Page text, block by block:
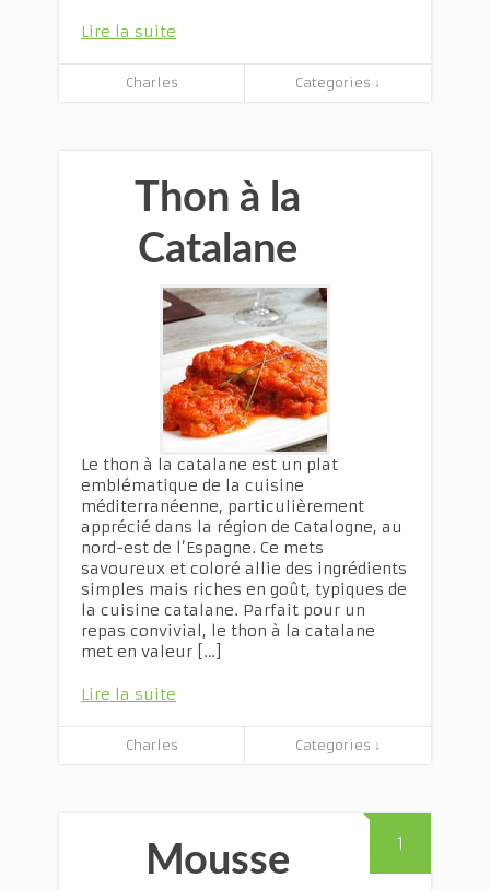
Lire la suite
Charles Categories ↓
Thon à la
Catalane
Le thon à la catalane est un plat
emblématique de la cuisine
méditerranéenne, particulièrement
apprécié dans la région de Catalogne, au
nord-est de l’Espagne. Ce mets
savoureux et coloré allie des ingrédients
simples mais riches en goût, typiques de
la cuisine catalane. Parfait pour un
repas convivial, le thon à la catalane
met en valeur […]
Lire la suite
Charles Categories ↓
1
Mousse